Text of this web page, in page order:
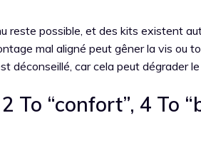
reste possible, et des kits existent
mal aligné peut gêner la vis ou
déconseillé, car cela peut dégrader
To “confort”, 4 To